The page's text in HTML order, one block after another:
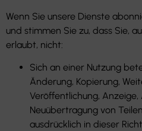
Wenn Sie unsere Dienste
und stimmen Sie zu, dass Sie,
erlaubt, nicht:
Sich an einer Nutzung
Änderung, Kopierung,
Veröffentlichung,
Neuübertragung von
ausdrücklich in dieser